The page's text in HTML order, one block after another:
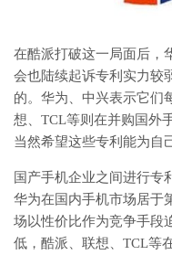
在酷派打破这一局面后，
会也陆续起诉专利实力较
的。华为、中兴表示它们
想、TCL等则在并购国外
当然希望这些专利能为自
国产手机企业之间进行专
华为在国内手机市场居于
场以性价比作为竞争手段
低，酷派、联想、TCL等